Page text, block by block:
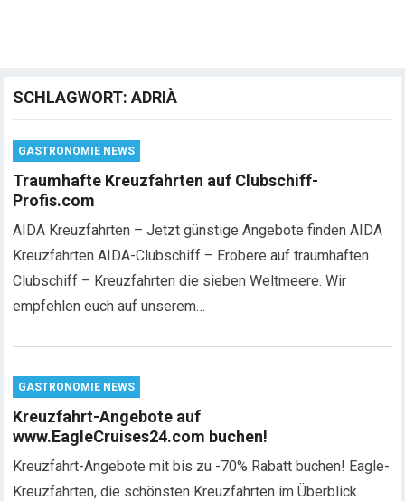
SCHLAGWORT:ADRIÀ
GASTRONOMIE NEWS
Traumhafte Kreuzfahrten auf Clubschiff-
Profis.com
AIDA Kreuzfahrten – Jetzt günstige Angebote finden AIDA
Kreuzfahrten AIDA-Clubschiff – Erobere auf traumhaften
Clubschiff – Kreuzfahrten die sieben Weltmeere. Wir
empfehlen euch auf unserem…
GASTRONOMIE NEWS
Kreuzfahrt-Angebote auf
www.EagleCruises24.com buchen!
Kreuzfahrt-Angebote mit bis zu -70% Rabatt buchen! Eagle-
Kreuzfahrten, die schönsten Kreuzfahrten im Überblick.